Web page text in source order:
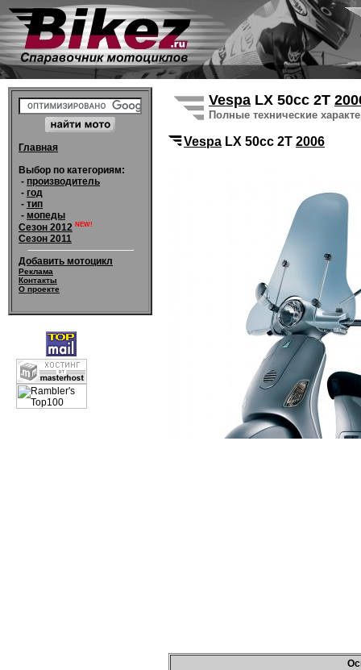
Главная
Выбор по категориям:
- производитель
- год
- тип
- мопеды
Сезон 2012 NEW!
Сезон 2011
Добавить мотоцикл
Реклама
Контакты
О проекте
Vespa LX 50cc 2T
Полные технические
Vespa LX 50cc 2T 2006